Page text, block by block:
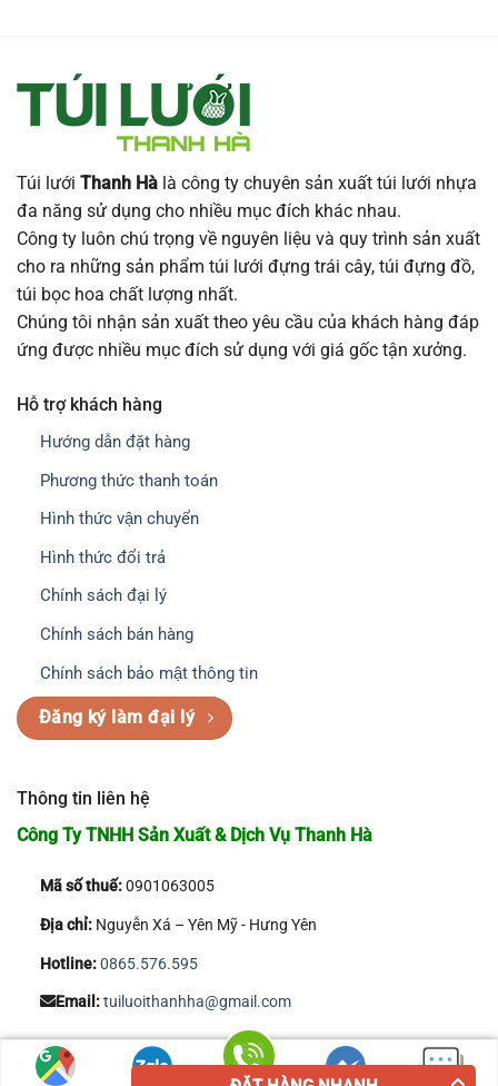
Túi lưới Thanh Hà là công ty chuyên sản xuất túi lưới nhựa
đa năng sử dụng cho nhiều mục đích khác nhau.
Công ty luôn chú trọng về nguyên liệu và quy trình sản xuất
cho ra những sản phẩm túi lưới đựng trái cây, túi đựng đồ,
túi bọc hoa chất lượng nhất.
Chúng tôi nhận sản xuất theo yêu cầu của khách hàng đáp
ứng được nhiều mục đích sử dụng với giá gốc tận xưởng.
Hỗ trợ khách hàng
Hướng dẫn đặt hàng
Phương thức thanh toán
Hình thức vận chuyển
Hình thức đổi trả
Chính sách đại lý
Chính sách bán hàng
Chính sách bảo mật thông tin
Đăng ký làm đại lý
Thông tin liên hệ
Công Ty TNHH Sản Xuất & Dịch Vụ Thanh Hà
Mã số thuế:0901063005
Địa chỉ:Nguyễn Xá – Yên Mỹ - Hưng Yên
Hotline:0865.576.595
Email:tuiluoithanhha@gmail.com
Copyright 2026 © Công Ty TNHH Sản Xuất & Dịch Vụ Thanh Hà